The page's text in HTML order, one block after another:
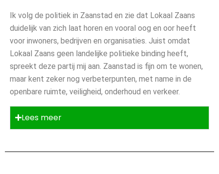
Ik volg de politiek in Zaanstad en zie dat Lokaal Zaans
duidelijk van zich laat horen en vooral oog en oor heeft
voor inwoners, bedrijven en organisaties. Juist omdat
Lokaal Zaans geen landelijke politieke binding heeft,
spreekt deze partij mij aan. Zaanstad is fijn om te wonen,
maar kent zeker nog verbeterpunten, met name in de
openbare ruimte, veiligheid, onderhoud en verkeer.
Lees meer